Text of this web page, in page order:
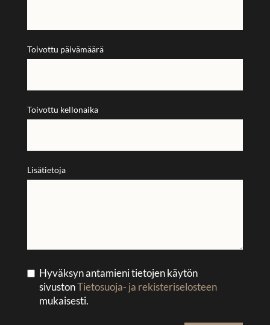
Toivottu päivämäärä
Toivottu kellonaika
Lisätietoja
Hyväksyn antamieni tietojen käytön
sivustonTietosuoja- ja rekisteriselosteen
mukaisesti.